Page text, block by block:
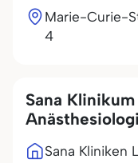
Marie-Curie-
4
Sana
Sana Kliniken